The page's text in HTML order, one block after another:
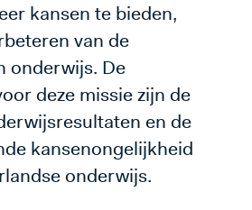
kansen te bieden,
van de
onderwijs. De
deze missie zijn de
en de
kansenongelijkheid
onderwijs.